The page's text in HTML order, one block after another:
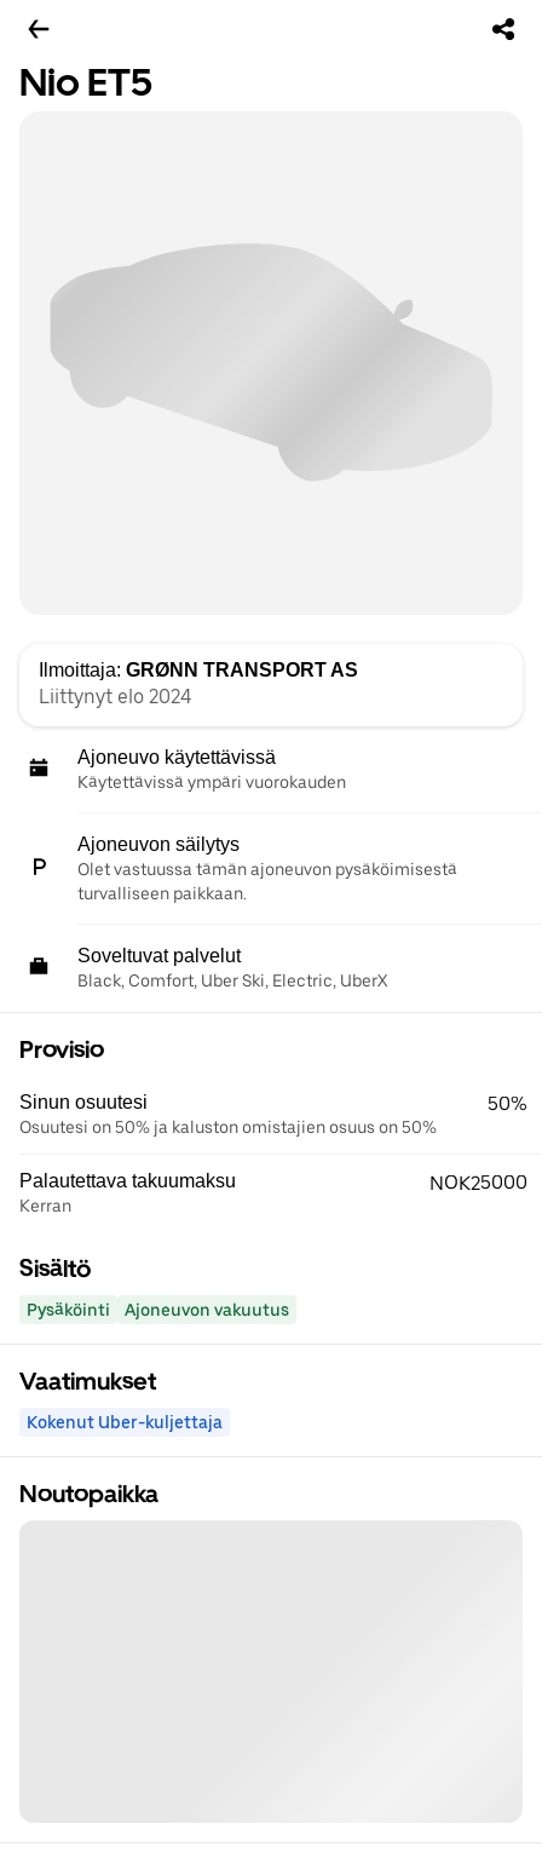
Nio ET5
Ilmoittaja: GRØNN TRANSPORT AS
Liittynyt elo 2024
Ajoneuvo käytettävissä
Käytettävissä ympäri vuorokauden
Ajoneuvon säilytys
Olet vastuussa tämän ajoneuvon pysäköimisestä
turvalliseen paikkaan.
Soveltuvat palvelut
Black, Comfort, Uber Ski, Electric, UberX
Provisio
Sinun osuutesi
Osuutesi on 50% ja kaluston omistajien osuus on 50%
50%
Palautettava takuumaksu
Kerran
NOK25000
Sisältö
Pysäköinti Ajoneuvon vakuutus
Vaatimukset
Kokenut Uber-kuljettaja
Noutopaikka